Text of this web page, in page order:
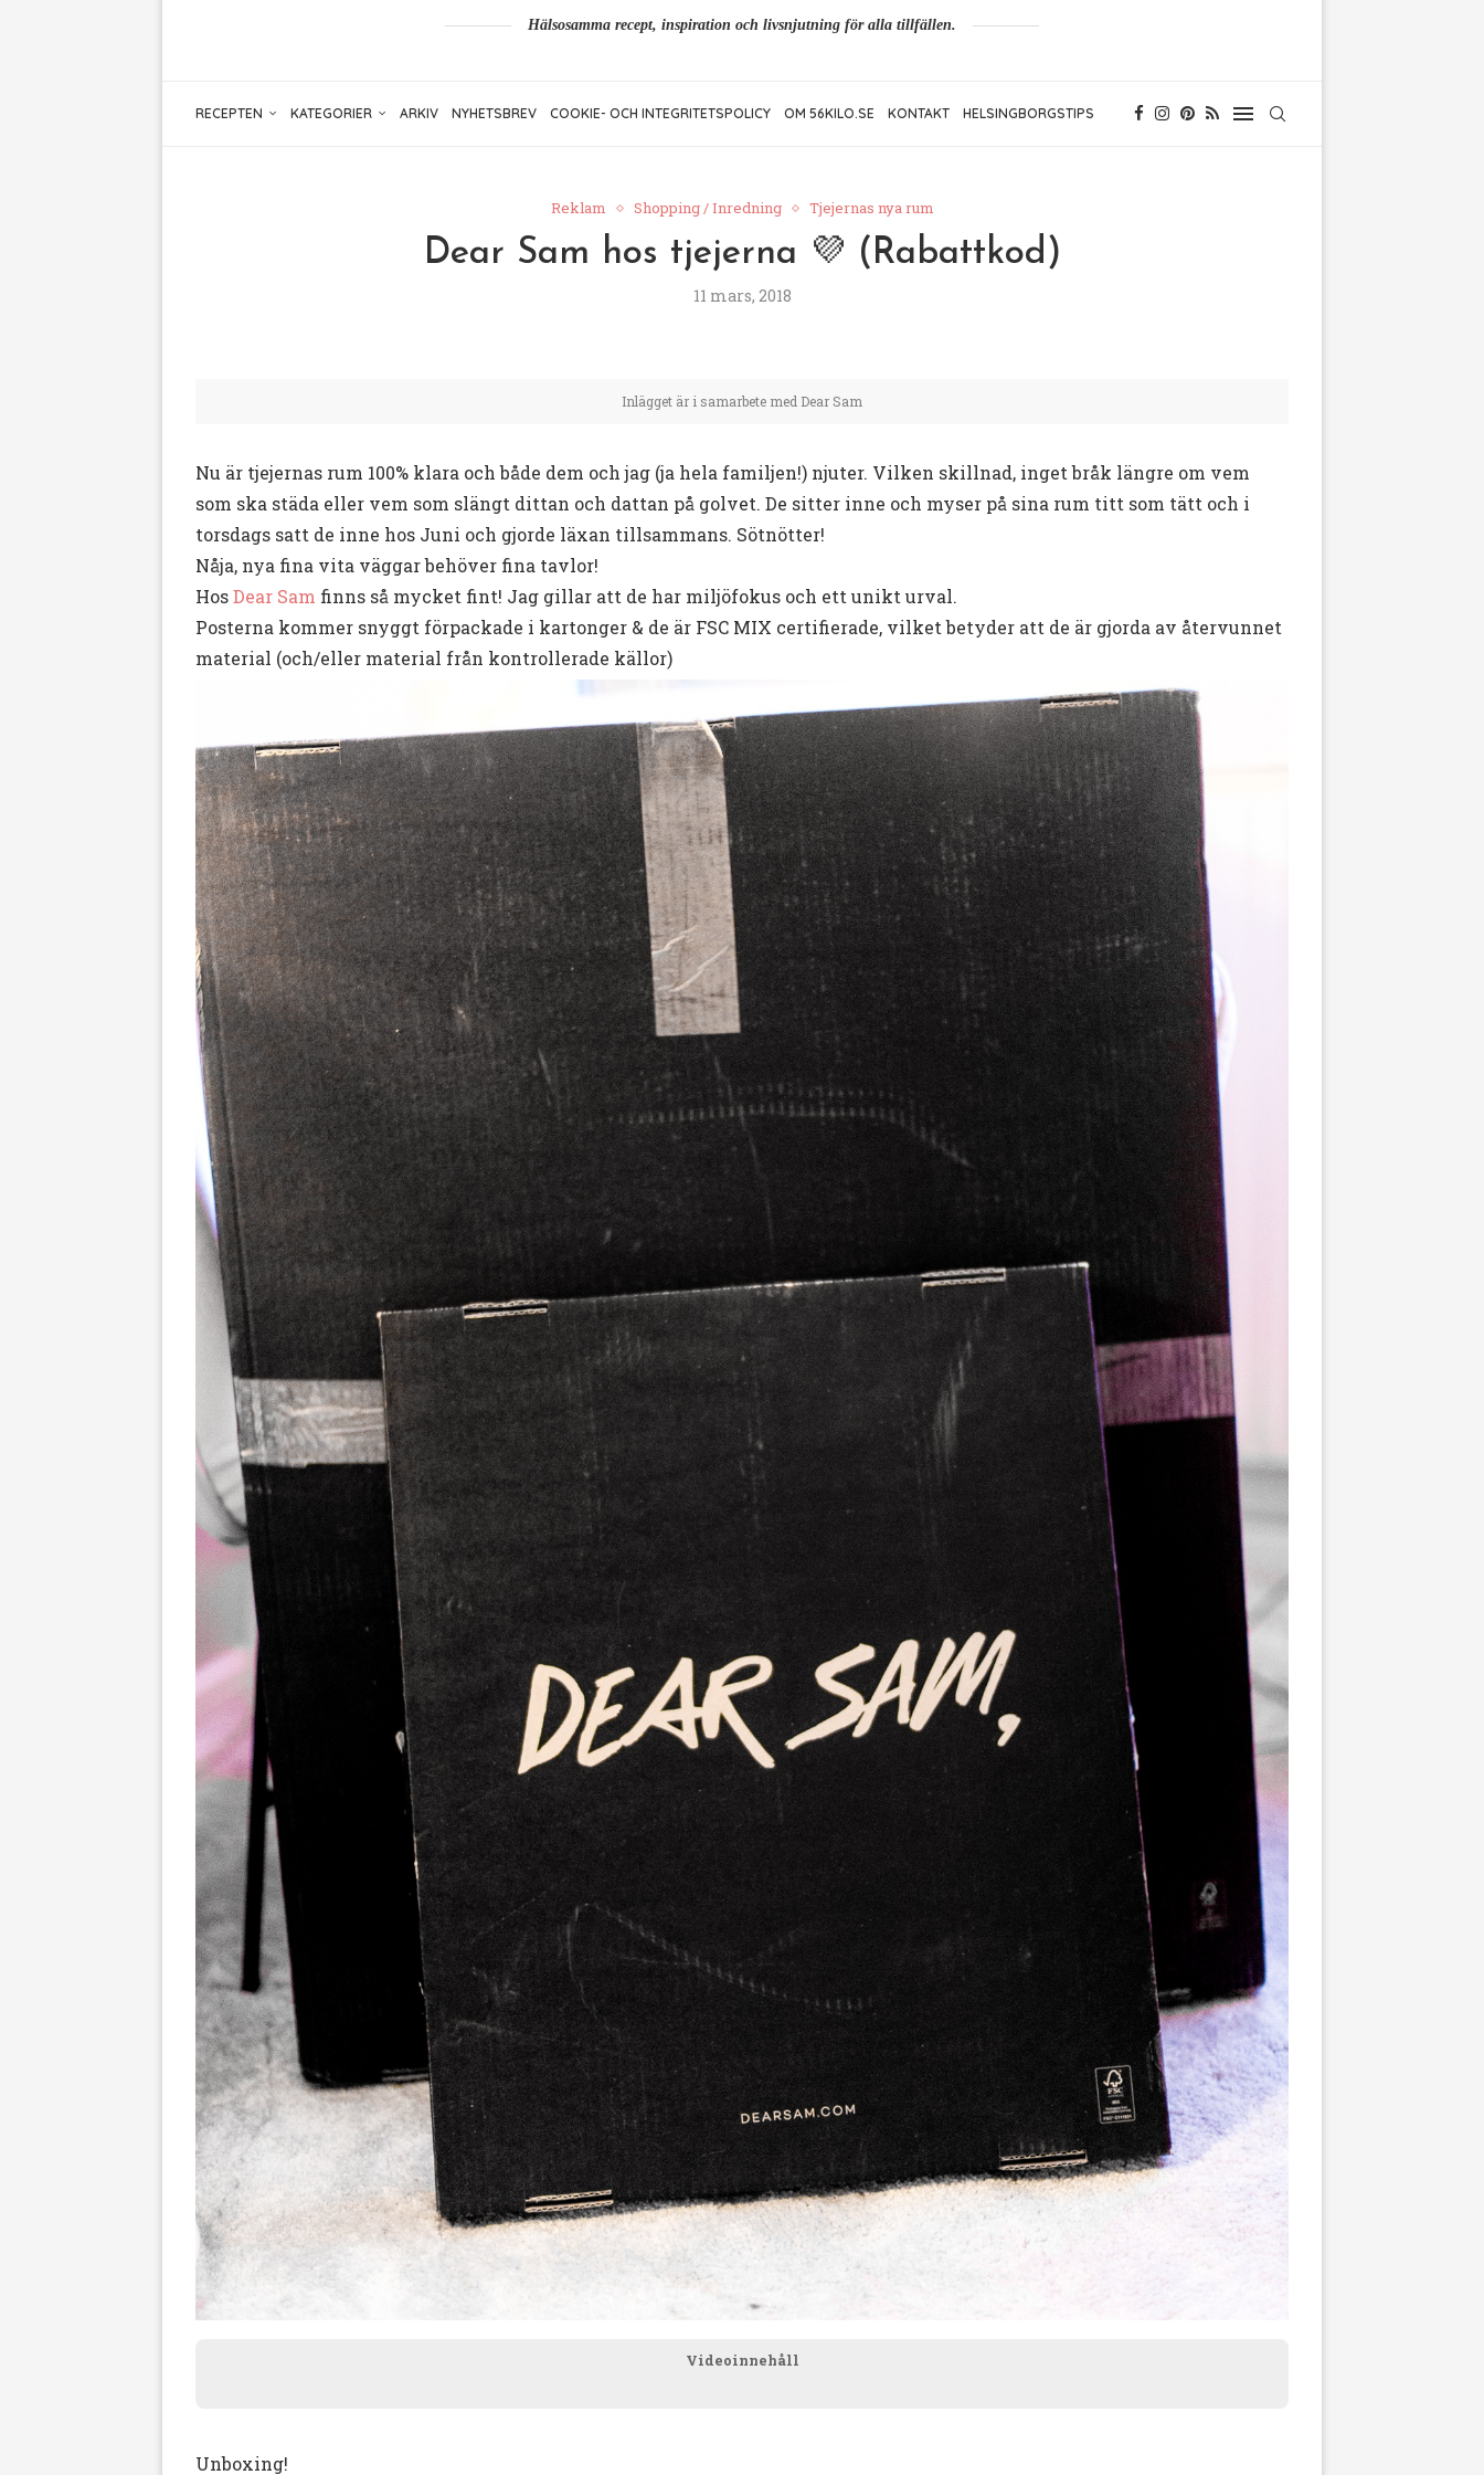
Hälsosamma recept, inspiration och livsnjutning för alla tillfällen.
RECEPTEN KATEGORIER ARKIV NYHETSBREV COOKIE- OCH INTEGRITETSPOLICY OM 56KILO.SE KONTAKT HELSINGBORGSTIPS
Reklam Shopping / Inredning Tjejernas nya rum
Dear Sam hos tjejerna 💜 (Rabattkod)
11 mars, 2018
Inlägget är i samarbete med Dear Sam
Nu är tjejernas rum 100% klara och både dem och jag (ja hela familjen!) njuter. Vilken skillnad, inget bråk längre om vem
som ska städa eller vem som slängt dittan och dattan på golvet. De sitter inne och myser på sina rum titt som tätt och i
torsdags satt de inne hos Juni och gjorde läxan tillsammans. Sötnötter!
Nåja, nya fina vita väggar behöver fina tavlor!
HosDear Sam finns så mycket fint! Jag gillar att de har miljöfokus och ett unikt urval.
Posterna kommer snyggt förpackade i kartonger & de är FSC MIX certifierade, vilket betyder att de är gjorda av återvunnet
material (och/eller material från kontrollerade källor)
Videoinnehåll
Unboxing!